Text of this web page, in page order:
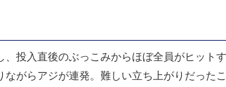
投入直後のぶっこみからほぼ全員がヒットす
がらアジが連発。難しい立ち上がりだったこ